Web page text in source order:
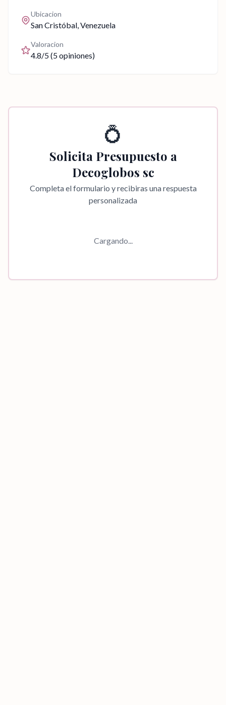
Ubicacion
San Cristóbal, Venezuela
Valoracion
4.8/5 (5opiniones)
💍
Solicita Presupuesto a
Decoglobos sc
Completa el formulario y recibiras una respuesta
personalizada
Cargando...